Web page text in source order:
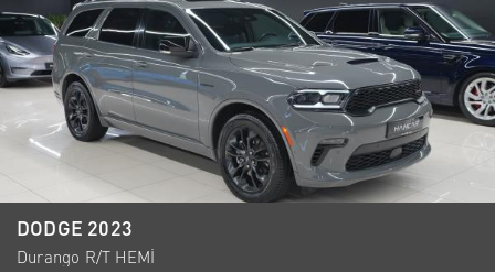
DODGE 2023
Durango R/T HEMİ